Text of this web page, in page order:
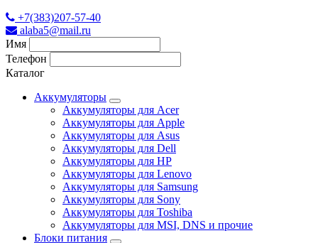
+7(383)207-57-40
alaba5@mail.ru
Имя
Телефон
Каталог
Аккумуляторы
Аккумуляторы для Acer
Аккумуляторы для Apple
Аккумуляторы для Asus
Аккумуляторы для Dell
Аккумуляторы для HP
Аккумуляторы для Lenovo
Аккумуляторы для Samsung
Аккумуляторы для Sony
Аккумуляторы для Toshiba
Аккумуляторы для MSI, DNS и прочие
Блоки питания